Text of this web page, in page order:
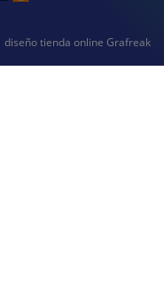
diseño tienda online Grafreak